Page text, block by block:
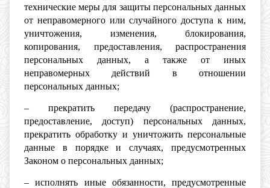
технические меры для защиты персональных данных
от неправомерного или случайного доступа к ним,
уничтожения, изменения, блокирования,
копирования, предоставления, распространения
персональных данных, а также от иных
неправомерных действий в отношении
персональных данных;
– прекратить передачу (распространение,
предоставление, доступ) персональных данных,
прекратить обработку и уничтожить персональные
данные в порядке и случаях, предусмотренных
Законом о персональных данных;
– исполнять иные обязанности, предусмотренные